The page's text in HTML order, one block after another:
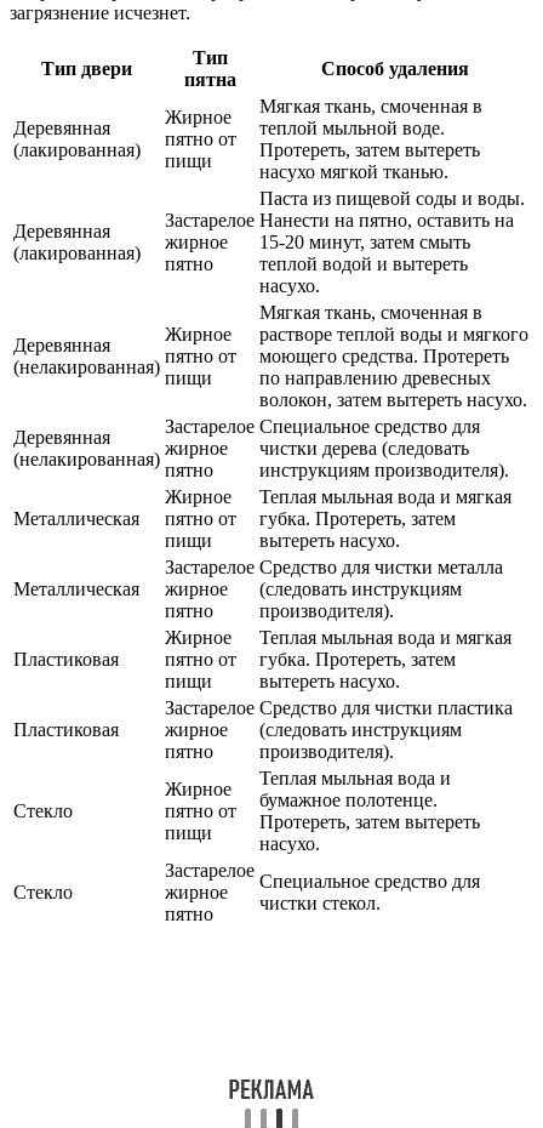
загрязнение исчезнет.
Тип двери
Тип
пятна
Способ удаления
Деревянная
(лакированная)
Жирное
пятно от
пищи
Мягкая ткань, смоченная в
теплой мыльной воде.
Протереть, затем вытереть
насухо мягкой тканью.
Деревянная
(лакированная)
Застарелое
жирное
пятно
Паста из пищевой соды и воды.
Нанести на пятно, оставить на
15-20 минут, затем смыть
теплой водой и вытереть
насухо.
Деревянная
(нелакированная)
Жирное
пятно от
пищи
Мягкая ткань, смоченная в
растворе теплой воды и мягкого
моющего средства. Протереть
по направлению древесных
волокон, затем вытереть насухо.
Деревянная
(нелакированная)
Застарелое
жирное
пятно
Специальное средство для
чистки дерева (следовать
инструкциям производителя).
Металлическая
Жирное
пятно от
пищи
Теплая мыльная вода и мягкая
губка. Протереть, затем
вытереть насухо.
Металлическая
Застарелое
жирное
пятно
Средство для чистки металла
(следовать инструкциям
производителя).
Пластиковая
Жирное
пятно от
пищи
Теплая мыльная вода и мягкая
губка. Протереть, затем
вытереть насухо.
Пластиковая
Застарелое
жирное
пятно
Средство для чистки пластика
(следовать инструкциям
производителя).
Стекло
Жирное
пятно от
пищи
Теплая мыльная вода и
бумажное полотенце.
Протереть, затем вытереть
насухо.
Стекло
Застарелое
жирное
пятно
Специальное средство для
чистки стекол.